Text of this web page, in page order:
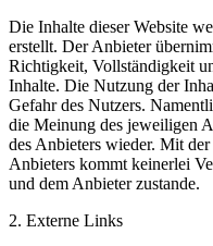
Die Inhalte dieser Website
erstellt. Der Anbieter
Richtigkeit, Vollständigkeit
Inhalte. Die Nutzung der
Gefahr des Nutzers.
die Meinung des jeweiligen
des Anbieters wieder. Mit
Anbieters kommt keinerlei
und dem Anbieter zustande.
2. Externe Links